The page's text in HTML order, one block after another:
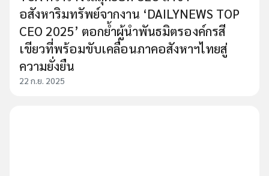
อสังหาริมทรัพย์จากงาน ‘DAILYNEWS TOP
CEO 2025’ ตอกย้ำผู้นำพันธมิตรองค์กรสี
เขียวที่พร้อมขับเคลื่อนภาคอสังหาฯไทยสู่
ความยั่งยืน
22 ก.ย. 2025